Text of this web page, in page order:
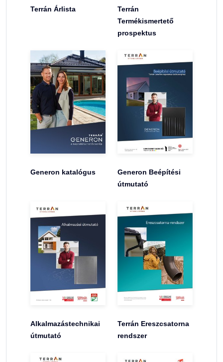
Terrán Árlista
Terrán
Termékismertető
prospektus
Generon katalógus
Generon Beépítési
útmutató
Alkalmazástechnikai
útmutató
Terrán Ereszcsatorna
rendszer